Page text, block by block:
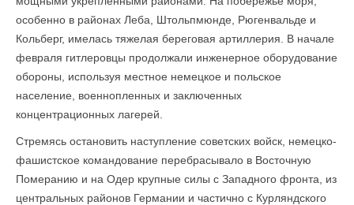
особенно в районах Леба, Штольпмюнде, Рюгенвальде и
Кольберг, имелась тяжелая береговая артиллерия. В начале
февраля гитлеровцы продолжали инженерное оборудование
обороны, используя местное немецкое и польское
население, военнопленных и заключенных
концентрационных лагерей.
Стремясь остановить наступление советских войск, немецко-
фашистское коман­дование перебрасывало в Восточную
Померанию и на Одер крупные силы с Западного фронта, из
центральных районов Германии и частично с Курляндского